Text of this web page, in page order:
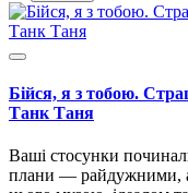
Бійся, я з тобою.
Танк Таня
Ваші стосунки
плани — райдужними,